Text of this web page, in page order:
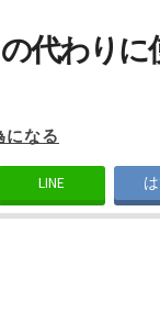
の代わり
になる
LINE